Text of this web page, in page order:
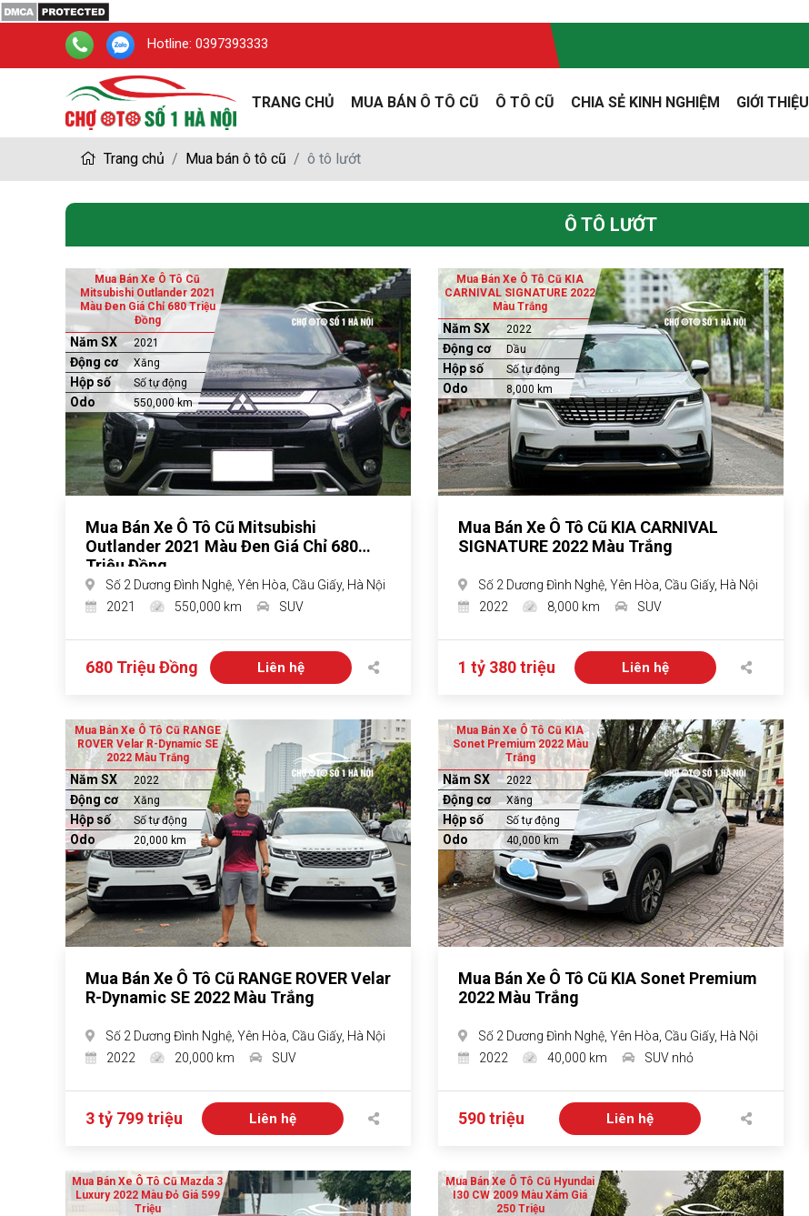
Hotline: 0397393333
TRANG CHỦ MUA BÁN Ô TÔ CŨ Ô TÔ CŨ CHIA SẺ KINH NGHIỆM GIỚI THIỆU
Trang chủ Mua bán ô tô cũ ô tô lướt
Ô TÔ LƯỚT
Mua Bán Xe Ô Tô Cũ
Mitsubishi Outlander 2021
Màu Đen Giá Chỉ 680 Triệu
Đồng
Năm SX 2021
Động cơ Xăng
Hộp số Số tự động
Odo 550,000 km
Mua Bán Xe Ô Tô Cũ Mitsubishi
Outlander 2021 Màu Đen Giá Chỉ 680
Triệu Đồng
Số 2 Dương Đình Nghệ, Yên Hòa, Cầu Giấy, Hà Nội
2021
550,000 km SUV
680 Triệu Đồng Liên hệ
Mua Bán Xe Ô Tô Cũ KIA
CARNIVAL SIGNATURE 2022
Màu Trắng
Năm SX 2022
Động cơ Dầu
Hộp số Số tự động
Odo 8,000 km
Mua Bán Xe Ô Tô Cũ KIA CARNIVAL
SIGNATURE 2022 Màu Trắng
Số 2 Dương Đình Nghệ, Yên Hòa, Cầu Giấy, Hà Nội
2022
8,000 km SUV
1 tỷ 380 triệu Liên hệ
Mua Bán Xe Ô Tô Cũ RANGE
ROVER Velar R-Dynamic SE
2022 Màu Trắng
Năm SX 2022
Động cơ Xăng
Hộp số Số tự động
Odo 20,000 km
Mua Bán Xe Ô Tô Cũ RANGE ROVER Velar
R-Dynamic SE 2022 Màu Trắng
Số 2 Dương Đình Nghệ, Yên Hòa, Cầu Giấy, Hà Nội
2022
20,000 km SUV
3 tỷ 799 triệu Liên hệ
Mua Bán Xe Ô Tô Cũ KIA
Sonet Premium 2022 Màu
Trắng
Năm SX 2022
Động cơ Xăng
Hộp số Số tự động
Odo 40,000 km
Mua Bán Xe Ô Tô Cũ KIA Sonet Premium
2022 Màu Trắng
Số 2 Dương Đình Nghệ, Yên Hòa, Cầu Giấy, Hà Nội
2022
40,000 km SUV nhỏ
590 triệu Liên hệ
Mua Bán Xe Ô Tô Cũ Mazda 3
Luxury 2022 Màu Đỏ Giá 599
Triệu
Mua Bán Xe Ô Tô Cũ Hyundai
I30 CW 2009 Màu Xám Giá
250 Triệu